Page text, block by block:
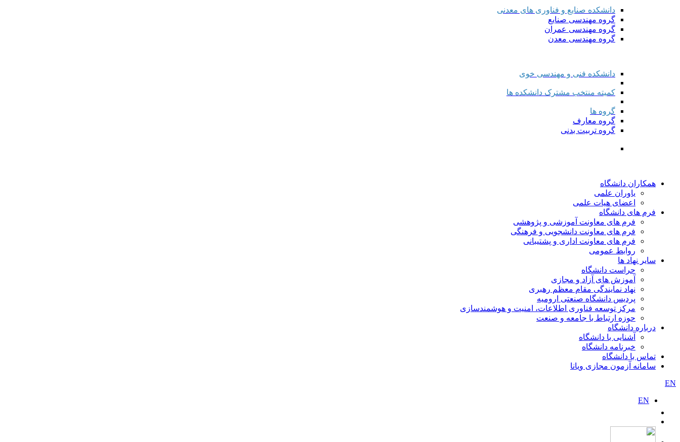
دانشکده صنایع و فناوری های معدنی
گروه مهندسی صنایع
گروه مهندسی عمران
گروه مهندسی معدن
دانشکده فنی و مهندسی خوی
کمیته منتخب مشترک دانشکده ها
گروه ها
گروه معارف
گروه تربیت بدنی
همکاران دانشگاه
یاوران علمی
اعضای هیات علمی
فرم های دانشگاه
فرم های معاونت آموزشی و پژوهشی
فرم های معاونت دانشجویی و فرهنگی
فرم های معاونت اداری و پشتیبانی
روابط عمومی
سایر نهاد ها
حراست دانشگاه
آموزش های آزاد و مجازی
نهاد نمایندگی مقام معظم رهبری
پردیس دانشگاه صنعتی ارومیه
مرکز توسعه فناوری اطلاعات، امنیت و هوشمندسازی
حوزه ارتباط با جامعه و صنعت
درباره دانشگاه
آشنایی با دانشگاه
خبرنامه دانشگاه
تماس با دانشگاه
سامانه آزمون مجازی ویانا
EN
EN